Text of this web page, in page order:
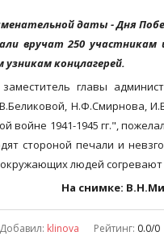
даты - Дня
вручат 250
концлагерей.
главы
Н.Ф.Смирнова,
1941-1945 гг.",
стороной печали и
людей
На снимке:
Добавил: klinova Рейтинг: 0.0/0